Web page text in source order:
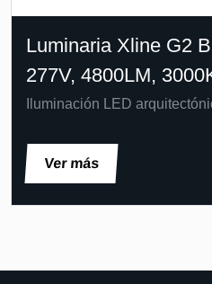
Luminaria Xline G2
277V, 4800LM,
Iluminación LED
Ver más